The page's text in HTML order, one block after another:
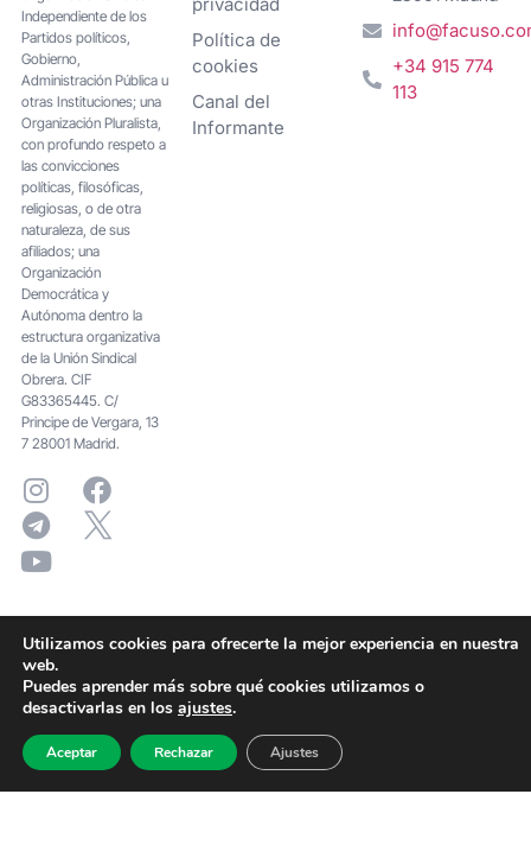
Independiente de los
Partidos políticos,
Gobierno,
Administración Pública u
otras Instituciones; una
Organización Pluralista,
con profundo respeto a
las convicciones
políticas, filosóficas,
religiosas, o de otra
naturaleza, de sus
afiliados; una
Organización
Democrática y
Autónoma dentro la
estructura organizativa
de la Unión Sindical
Obrera. CIF
G83365445. C/
Principe de Vergara, 13
7 28001 Madrid.
privacidad
Política de
cookies
Canal del
Informante
+34 915 774
113
Utilizamos cookies para ofrecerte la mejor experiencia en nuestra
web.
Puedes aprender más sobre qué cookies utilizamos o
desactivarlas en los ajustes.
Aceptar Rechazar Ajustes